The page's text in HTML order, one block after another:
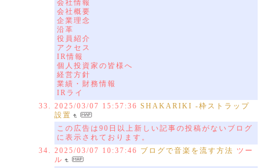
会社情報
会社概要
企業理念
沿革
役員紹介
アクセス
IR情報
個人投資家の皆様へ
経営方針
業績・財務情報
IRライ
2025/03/07 15:57:36 SHAKARIKI -枠ストラップ
設置
この広告は90日以上新しい記事の投稿がないブログ
に表示されております。
2025/03/07 10:37:46 ブログで音楽を流す方法 ツー
ル